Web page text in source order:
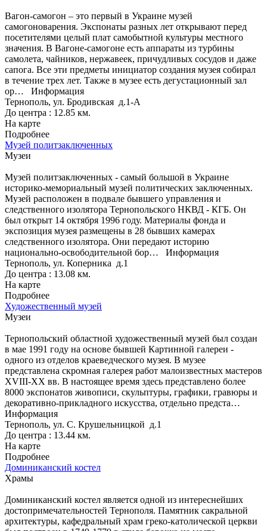
Вагон-самогон – это первый в Украине музей
самогоноварения. Экспонаты разных лет открывают перед
посетителями целый плат самобытной культуры местного
значения. В Вагоне-самогоне есть аппараты из турбины
самолета, чайников, нержавеек, причудливых сосудов и даже
сапога. Все эти предметы инициатор создания музея собирал
в течение трех лет. Также в музее есть дегустационный зал
ор… Информация
Тернополь, ул. Бродивская д.1-А
До центра : 12.85 км.
На карте
Подробнее
Музей политзаключенных
Музеи
Музей политзаключенных - самый большой в Украине
историко-мемориальный музей политических заключенных.
Музей расположен в подвале бывшего управления и
следственного изолятора Тернопольского НКВД - КГБ. Он
был открыт 14 октября 1996 году. Материалы фонда и
экспозиция музея размещены в 28 бывших камерах
следственного изолятора. Они передают историю
национально-освободительной бор… Информация
Тернополь, ул. Коперника д.1
До центра : 13.08 км.
На карте
Подробнее
Художественный музей
Музеи
Тернопольский областной художественный музей был создан
в мае 1991 году на основе бывшей Картинной галереи -
одного из отделов краеведческого музея. В музее
представлена скромная галерея работ малоизвестных мастеров
XVIII-XX вв. В настоящее время здесь представлено более
8000 экспонатов живописи, скульптуры, графики, гравюры и
декоративно-прикладного искусства, отдельно предста…
Информация
Тернополь, ул. С. Крушельницкой д.1
До центра : 13.44 км.
На карте
Подробнее
Доминиканский костел
Храмы
Доминиканский костел является одной из интереснейших
достопримечательностей Тернополя. Памятник сакральной
архитектуры, кафедральный храм греко-католической церкви